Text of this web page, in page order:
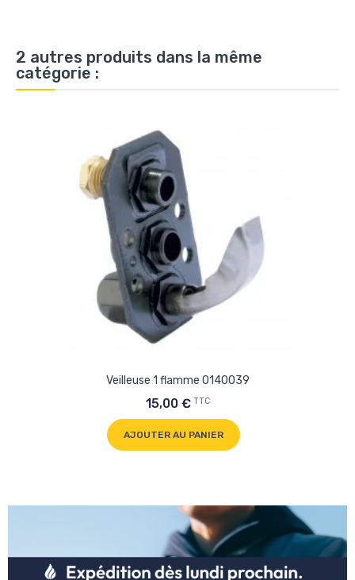
2 autres produits dans la même
catégorie :
Veilleuse 1 flamme 0140039
15,00 € TTC
AJOUTER AU PANIER